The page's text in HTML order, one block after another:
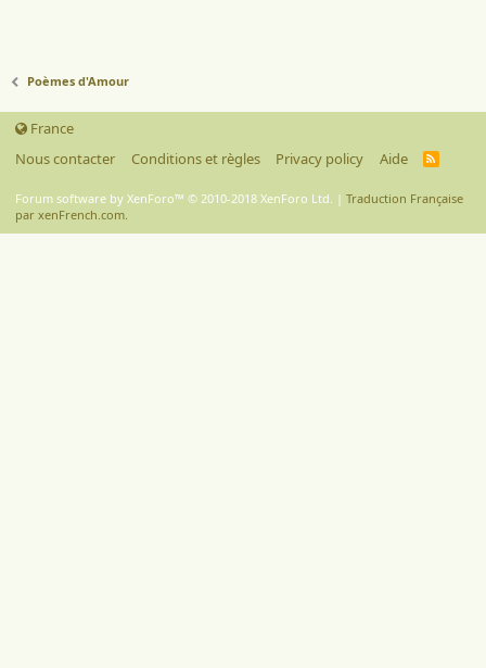
Poèmes d'Amour
France
Nous contacter
Conditions et règles Privacy policy Aide
R
Forum software by XenForo™ © 2010-2018 XenForo Ltd. | Traduction Française
par xenFrench.com.